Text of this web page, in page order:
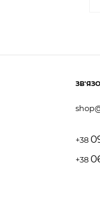
+38
+38